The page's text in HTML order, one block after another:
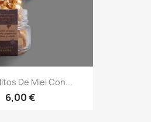
De Miel Con...
6,00 €